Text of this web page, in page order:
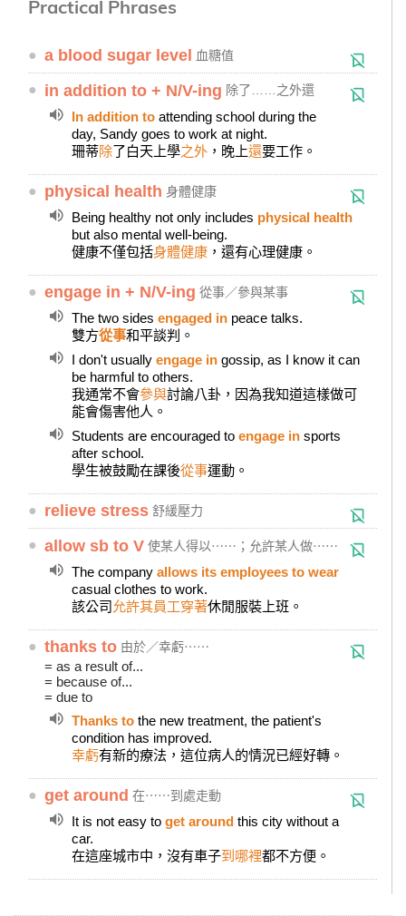
Practical Phrases
● a blood sugar level 血糖值
● in addition to + N/V-ing 除了……之外還
In addition to attending school during the
day, Sandy goes to work at night.
珊蒂除了白天上學之外 ，晚上還要工作。
● physical health 身體健康
Being healthy not only includes physical health
but also mental well-being.
健康不僅包括身體健康 ，還有心理健康。
● engage in + N/V-ing 從事／參與某事
The two sides engaged in peace talks.
雙方從事和平談判。
I don't usually engage in gossip, as I know it can
be harmful to others.
我通常不會參與討論八卦，因為我知道這樣做可
能會傷害他人。
Students are encouraged to engage in sports
after school.
學生被鼓勵在課後從事運動。
● relieve stress 舒緩壓力
● allow sb to V 使某人得以⋯⋯；允許某人做⋯⋯
The company allows its employees to wear
casual clothes to work.
該公司 允許其員工穿著休閒服裝上班。
● thanks to 由於／幸虧⋯⋯
= as a result of...
= because of...
= due to
Thanks to the new treatment, the patient's
condition has improved.
幸虧有新的療法，這位病人的情況已經好轉。
● get around 在⋯⋯到處走動
It is not easy to get around this city without a
car.
在這座城市中，沒有車子到哪裡都不方便。